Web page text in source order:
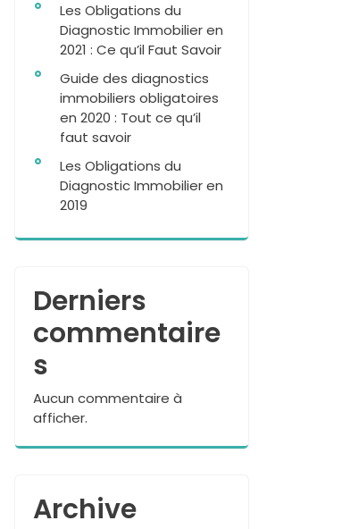
Les Obligations du
Diagnostic Immobilier en
2021 : Ce qu’il Faut Savoir
Guide des diagnostics
immobiliers obligatoires
en 2020 : Tout ce qu’il
faut savoir
Les Obligations du
Diagnostic Immobilier en
2019
Derniers
commentaire
s
Aucun commentaire à
afficher.
Archive